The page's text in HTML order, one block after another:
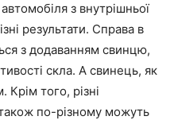
з внутрішньої
результати. Справа в
з додаванням свинцю,
скла. А свинець, як
того, різні
по-різному можуть